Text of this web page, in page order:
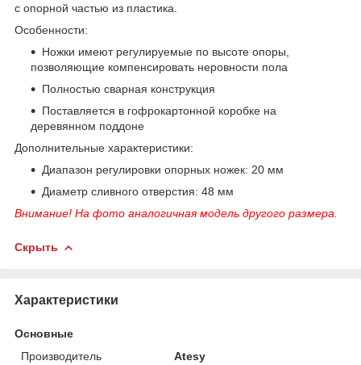
с опорной частью из пластика.
Особенности:
Ножки имеют регулируемые по высоте опоры,
позволяющие компенсировать неровности пола
Полностью сварная конструкция
Поставляется в гофрокартонной коробке на
деревянном поддоне
Дополнительные характеристики:
Диапазон регулировки опорных ножек: 20 мм
Диаметр сливного отверстия: 48 мм
Внимание! На фото аналогичная модель другого размера.
Скрыть
Характеристики
Основные
Производитель
Atesy